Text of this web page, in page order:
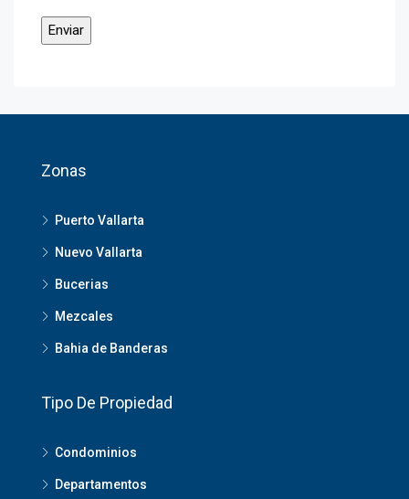
Zonas
Puerto Vallarta
Nuevo Vallarta
Bucerias
Mezcales
Bahia de Banderas
Tipo De Propiedad
Condominios
Departamentos